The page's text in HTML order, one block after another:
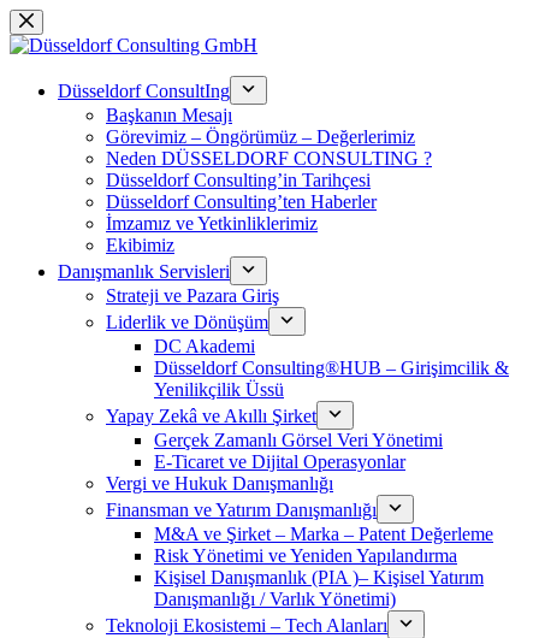
Skip
to
Düsseldorf ConsultIng
Başkanın Mesajı
Görevimiz – Öngörümüz – Değerlerimiz
Neden DÜSSELDORF CONSULTING ?
Düsseldorf Consulting’in Tarihçesi
Düsseldorf Consulting’ten Haberler
İmzamız ve Yetkinliklerimiz
Ekibimiz
Danışmanlık Servisleri
Strateji ve Pazara Giriş
Liderlik ve Dönüşüm
DC Akademi
Düsseldorf Consulting®HUB – Girişimcilik &
Yenilikçilik Üssü
Yapay Zekâ ve Akıllı Şirket
Gerçek Zamanlı Görsel Veri Yönetimi
E-Ticaret ve Dijital Operasyonlar
Vergi ve Hukuk Danışmanlığı
Finansman ve Yatırım Danışmanlığı
M&A ve Şirket – Marka – Patent Değerleme
Risk Yönetimi ve Yeniden Yapılandırma
Kişisel Danışmanlık (PIA )– Kişisel Yatırım
Danışmanlığı / Varlık Yönetimi)
Teknoloji Ekosistemi – Tech Alanları